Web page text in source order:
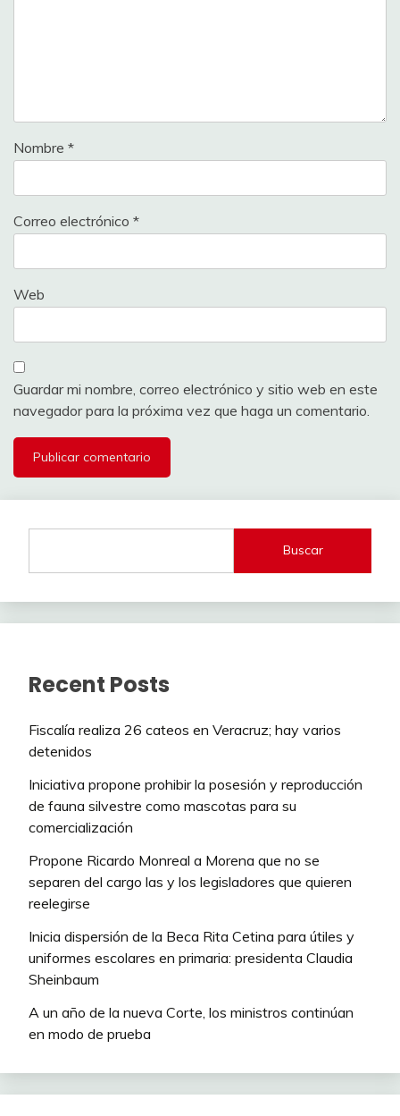
Nombre *
Correo electrónico *
Web
Guardar mi nombre, correo electrónico y sitio web en este
navegador para la próxima vez que haga un comentario.
Buscar
Recent Posts
Fiscalía realiza 26 cateos en Veracruz; hay varios
detenidos
Iniciativa propone prohibir la posesión y reproducción
de fauna silvestre como mascotas para su
comercialización
Propone Ricardo Monreal a Morena que no se
separen del cargo las y los legisladores que quieren
reelegirse
Inicia dispersión de la Beca Rita Cetina para útiles y
uniformes escolares en primaria: presidenta Claudia
Sheinbaum
A un año de la nueva Corte, los ministros continúan
en modo de prueba